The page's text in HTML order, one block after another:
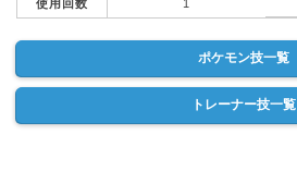
使用回数 1
ポケモン技一覧
トレーナー技一覧